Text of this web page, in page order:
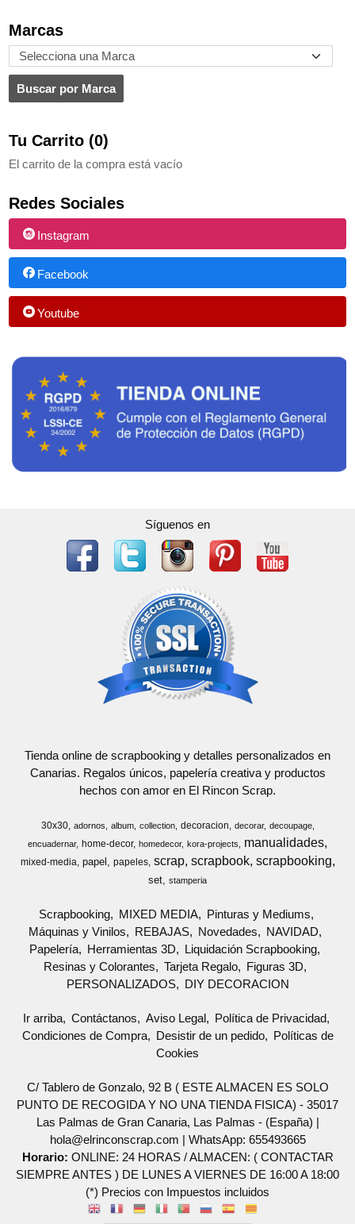
Marcas
Tu Carrito (0)
El carrito de la compra está vacío
Redes Sociales
Instagram
Facebook
Youtube
Síguenos en
Tienda online de scrapbooking y detalles personalizados en
Canarias. Regalos únicos, papelería creativa y productos
hechos con amor en El Rincon Scrap.
30x30 adornos album collection decoracion decorar
decoupage
encuadernar
home-decor homedecor kora-projects manualidades
mixed-media papel papeles scrap scrapbook scrapbooking
set stamperia
Scrapbooking MIXED MEDIA
Pinturas y Mediums
Máquinas y Vinilos
REBAJAS Novedades
NAVIDAD
Papelería
Herramientas 3D
Liquidación Scrapbooking
Resinas y Colorantes
Tarjeta Regalo
Figuras 3D
PERSONALIZADOS
DIY DECORACION
Ir arriba Contáctanos Aviso Legal
Política de Privacidad
Condiciones de Compra
Desistir de un pedido
Políticas de
Cookies
C/ Tablero de Gonzalo, 92 B ( ESTE ALMACEN ES SOLO
PUNTO DE RECOGIDA Y NO UNA TIENDA FISICA) - 35017
Las Palmas de Gran Canaria, Las Palmas - (España) |
hola@elrinconscrap.com | WhatsApp: 655493665
Horario: ONLINE: 24 HORAS / ALMACEN: ( CONTACTAR
SIEMPRE ANTES ) DE LUNES A VIERNES DE 16:00 A 18:00
(*) Precios con Impuestos incluidos